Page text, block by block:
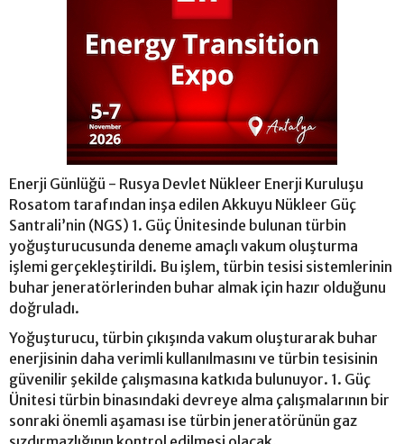
Enerji Günlüğü - Rusya Devlet Nükleer Enerji Kuruluşu
Rosatom tarafından inşa edilen Akkuyu Nükleer Güç
Santrali’nin (NGS) 1. Güç Ünitesinde bulunan türbin
yoğuşturucusunda deneme amaçlı vakum oluşturma
işlemi gerçekleştirildi. Bu işlem, türbin tesisi sistemlerinin
buhar jeneratörlerinden buhar almak için hazır olduğunu
doğruladı.
Yoğuşturucu, türbin çıkışında vakum oluşturarak buhar
enerjisinin daha verimli kullanılmasını ve türbin tesisinin
güvenilir şekilde çalışmasına katkıda bulunuyor. 1. Güç
Ünitesi türbin binasındaki devreye alma çalışmalarının bir
sonraki önemli aşaması ise türbin jeneratörünün gaz